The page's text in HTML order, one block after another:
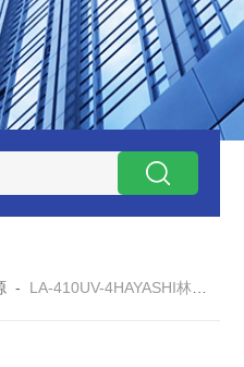
Q69全新！！TORAY东丽
- LA-410UV-4HAYASHI林时计 长寿命UV固化氙气灯